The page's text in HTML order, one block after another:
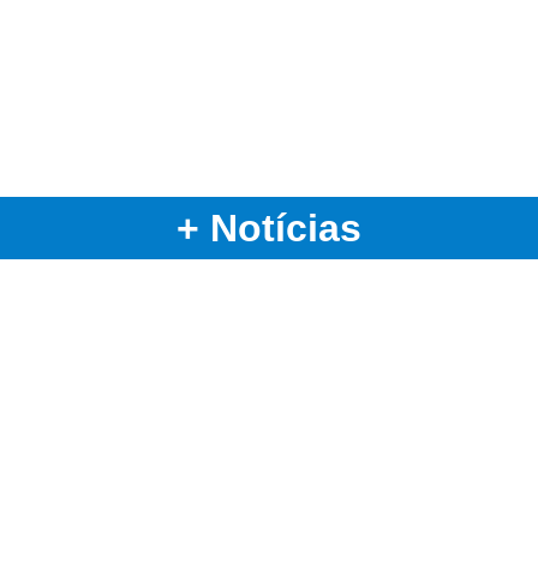
+ Notícias